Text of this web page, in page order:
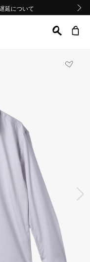
遅延について
延について
遅延について